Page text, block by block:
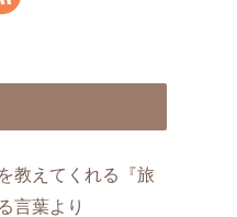
教えてくれる『旅
言葉より